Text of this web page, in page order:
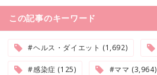
この記事のキーワード
#ヘルス・ダイエット (1,692)
#感染症 (125) #ママ (3,964)